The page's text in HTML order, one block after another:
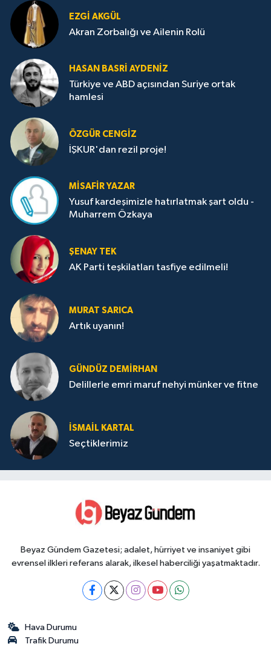
EZGI AKGÜL
Akran Zorbalığı ve Ailenin Rolü
HASAN BASRI AYDENIZ
Türkiye ve ABD açısından Suriye ortak
hamlesi
ÖZGÜR CENGIZ
İŞKUR'dan rezil proje!
MISAFIR YAZAR
Yusuf kardeşimizle hatırlatmak şart oldu -
Muharrem Özkaya
ŞENAY TEK
AK Parti teşkilatları tasfiye edilmeli!
MURAT SARICA
Artık uyanın!
GÜNDÜZ DEMIRHAN
Delillerle emri maruf nehyi münker ve fitne
İSMAIL KARTAL
Seçtiklerimiz
Beyaz Gündem Gazetesi; adalet, hürriyet ve insaniyet gibi
evrensel ilkleri referans alarak, ilkesel haberciliği yaşatmaktadır.
Hava Durumu
Trafik Durumu